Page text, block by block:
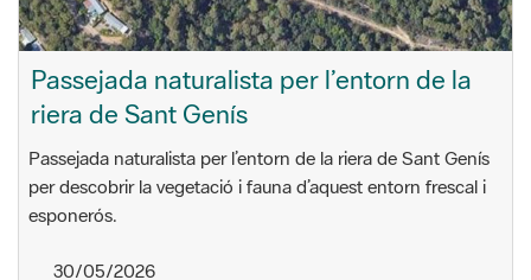
Passejada naturalista per l’entorn de la
riera de Sant Genís
Passejada naturalista per l’entorn de la riera de Sant Genís
per descobrir la vegetació i fauna d’aquest entorn frescal i
esponerós.
30/05/2026